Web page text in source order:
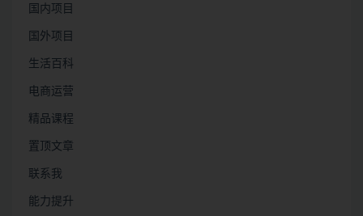
国内项目
国外项目
生活百科
电商运营
精品课程
置顶文章
联系我
能力提升